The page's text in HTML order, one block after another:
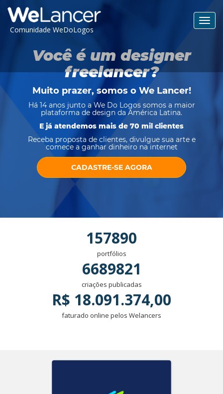
Comunidade WeDoLogos
Você é um designer
freelancer?
Muito prazer, somos o We Lancer!
Há 14 anos junto a We Do Logos somos a maior
plataforma de design da América Latina.
E já atendemos mais de 70 mil clientes
Receba proposta de clientes, divulgue sua arte e
comece a ganhar dinheiro na internet
CADASTRE-SE AGORA
157890
portfólios
6689821
criações publicadas
R$ 18.091.374,00
faturado online pelos Welancers